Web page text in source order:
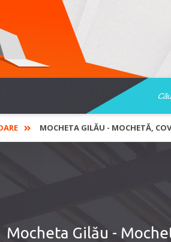
MOCHETA GILĂU - MOCHETĂ,
Mocheta Gilău -